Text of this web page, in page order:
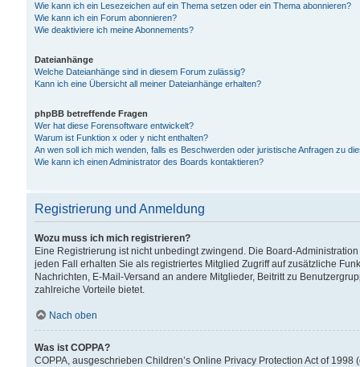
Wie kann ich ein Lesezeichen auf ein Thema setzen oder ein Thema abonnieren?
Wie kann ich ein Forum abonnieren?
Wie deaktiviere ich meine Abonnements?
Dateianhänge
Welche Dateianhänge sind in diesem Forum zulässig?
Kann ich eine Übersicht all meiner Dateianhänge erhalten?
phpBB betreffende Fragen
Wer hat diese Forensoftware entwickelt?
Warum ist Funktion x oder y nicht enthalten?
An wen soll ich mich wenden, falls es Beschwerden oder juristische Anfragen zu
Wie kann ich einen Administrator des Boards kontaktieren?
Registrierung und Anmeldung
Wozu muss ich mich registrieren?
Eine Registrierung ist nicht unbedingt zwingend. Die Board-
jeden Fall erhalten Sie als registriertes Mitglied Zugriff auf zusätzliche
Nachrichten, E-Mail-Versand an andere Mitglieder, Beitritt zu
zahlreiche Vorteile bietet.
Nach oben
Was ist COPPA?
COPPA, ausgeschrieben Children’s Online Privacy Protection Act of